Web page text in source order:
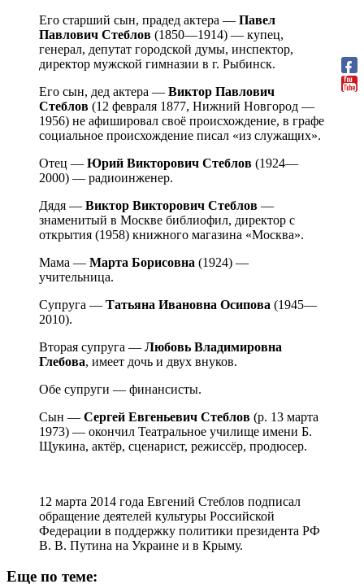
Его старший сын, прадед актера — Павел
Павлович Стеблов (1850—1914) — купец,
генерал, депутат городской думы, инспектор,
директор мужской гимназии в г. Рыбинск.
Его сын, дед актера — Виктор Павлович
Стеблов (12 февраля 1877, Нижний Новгород —
1956) не афишировал своё происхождение, в графе
социальное происхождение писал «из служащих».
Отец — Юрий Викторович Стеблов (1924—
2000) — радиоинженер.
Дядя — Виктор Викторович Стеблов —
знаменитый в Москве библиофил, директор с
открытия (1958) книжного магазина «Москва».
Мама — Марта Борисовна (1924) —
учительница.
Супруга — Татьяна Ивановна Осипова (1945—
2010).
Вторая супруга — Любовь Владимировна
Глебова, имеет дочь и двух внуков.
Обе супруги — финансисты.
Сын — Сергей Евгеньевич Стеблов (р. 13 марта
1973) — окончил Театральное училище имени Б.
Щукина, актёр, сценарист, режиссёр, продюсер.
12 марта 2014 года Евгений Стеблов подписал
обращение деятелей культуры Российской
Федерации в поддержку политики президента РФ
В. В. Путина на Украине и в Крыму.
Еще по теме: